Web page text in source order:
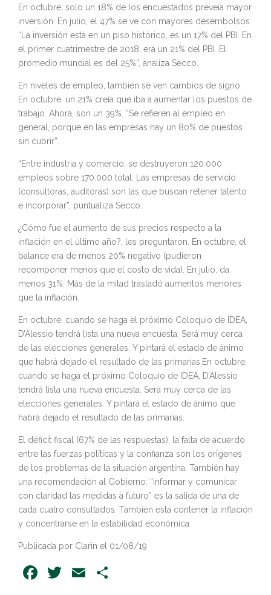
En octubre, solo un 18% de los encuestados preveía mayor
inversión. En julio, el 47% se ve con mayores desembolsos.
“La inversión está en un piso histórico, es un 17% del PBI. En
el primer cuatrimestre de 2018, era un 21% del PBI. El
promedio mundial es del 25%”, analiza Secco.
En niveles de empleo, también se ven cambios de signo.
En octubre, un 21% creía que iba a aumentar los puestos de
trabajo. Ahora, son un 39%. “Se refieren al empleo en
general, porque en las empresas hay un 80% de puestos
sin cubrir”.
“Entre industria y comercio, se destruyeron 120.000
empleos sobre 170.000 total. Las empresas de servicio
(consultoras, auditoras) son las que buscan retener talento
e incorporar”, puntualiza Secco.
¿Cómo fue el aumento de sus precios respecto a la
inflación en el último año?, les preguntaron. En octubre, el
balance era de menos 20% negativo (pudieron
recomponer menos que el costo de vida). En julio, da
menos 31%. Más de la mitad trasladó aumentos menores
que la inflación.
En octubre, cuando se haga el próximo Coloquio de IDEA,
D’Alessio tendrá lista una nueva encuesta. Será muy cerca
de las elecciones generales. Y pintará el estado de ánimo
que habrá dejado el resultado de las primarias.En octubre,
cuando se haga el próximo Coloquio de IDEA, D’Alessio
tendrá lista una nueva encuesta. Será muy cerca de las
elecciones generales. Y pintará el estado de ánimo que
habrá dejado el resultado de las primarias.
El déficit fiscal (67% de las respuestas), la falta de acuerdo
entre las fuerzas políticas y la confianza son los orígenes
de los problemas de la situación argentina. También hay
una recomendación al Gobierno: “informar y comunicar
con claridad las medidas a futuro” es la salida de una de
cada cuatro consultados. También está contener la inflación
y concentrarse en la estabilidad económica.
Publicada por Clarin el 01/08/19
Facebook
Twitter
Email